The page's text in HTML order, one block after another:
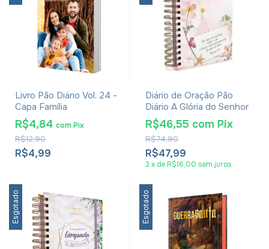
Livro Pão Diário Vol. 24 -
Capa Família
R$4,99
R$12,90
R$4,84 comPix
Diário de Oração Pão
Diário A Glória do Senhor
R$47,99
R$74,90
R$46,55 com Pix
3 x de R$16,00 sem juros
Esgotado Esgotado